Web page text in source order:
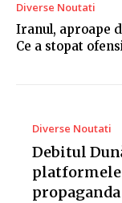
Diverse Noutati
Iranul, aproape
Ce a stopat
Diverse Noutati
Debitul
platformele